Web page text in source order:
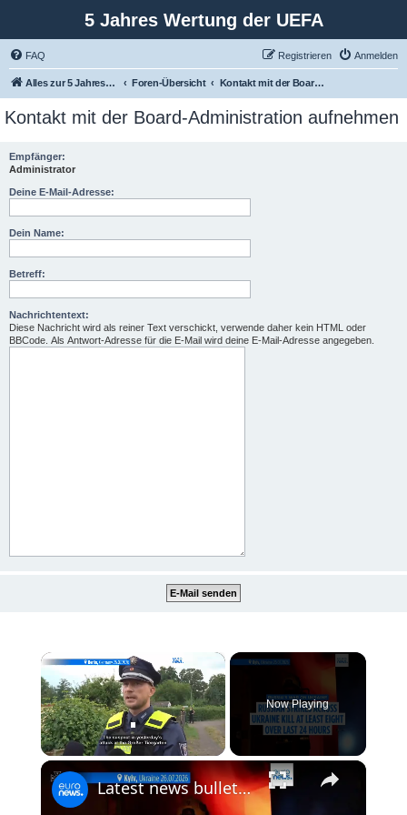
5 Jahres Wertung der UEFA
FAQ Anmelden
Registrieren
Alles zur 5 Jahreswertung / Tabelle der UEFA mit vielen Statistiken. Foren-Übersicht Kontakt mit der Board-Administration aufnehmen
Kontakt mit der Board-Administration aufnehmen
Empfänger:
Administrator
Deine E-Mail-Adresse:
Dein Name:
Betreff:
Nachrichtentext:
Diese Nachricht wird als reiner Text verschickt, verwende daher kein HTML oder
BBCode. Als Antwort-Adresse für die E-Mail wird deine E-Mail-Adresse angegeben.
×
Now Playing
×
Latest news bulletin | July 27th, 2026 – Morning